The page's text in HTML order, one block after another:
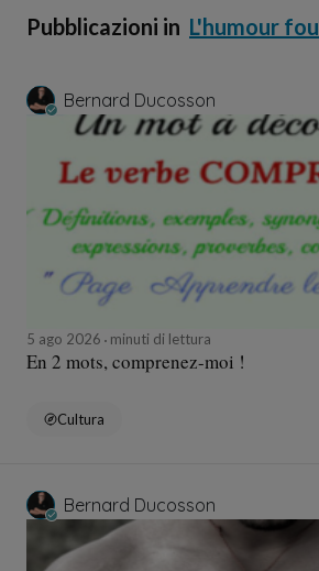
Pubblicazioni in L'humour fou
Bernard Ducosson
5 ago 2026 minuti di lettura
En 2 mots, comprenez-moi !
Cultura
Bernard Ducosson